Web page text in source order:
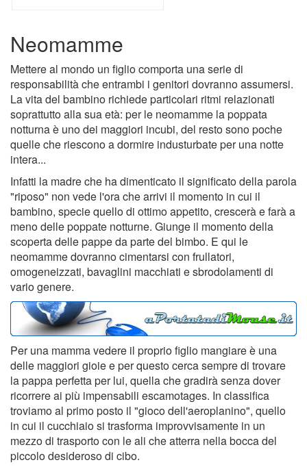
Neomamme
Mettere al mondo un figlio comporta una serie di
responsabilità che entrambi i genitori dovranno assumersi.
La vita del bambino richiede particolari ritmi relazionati
soprattutto alla sua età: per le neomamme la poppata
notturna è uno dei maggiori incubi, del resto sono poche
quelle che riescono a dormire industurbate per una notte
intera...
Infatti la madre che ha dimenticato il significato della parola
"riposo" non vede l'ora che arrivi il momento in cui il
bambino, specie quello di ottimo appetito, crescerà e farà a
meno delle poppate notturne. Giunge il momento della
scoperta delle pappe da parte del bimbo. E qui le
neomamme dovranno cimentarsi con frullatori,
omogeneizzati, bavaglini macchiati e sbrodolamenti di
vario genere.
Per una mamma vedere il proprio figlio mangiare è una
delle maggiori gioie e per questo cerca sempre di trovare
la pappa perfetta per lui, quella che gradirà senza dover
ricorrere ai più impensabili escamotages. In classifica
troviamo al primo posto il "gioco dell'aeroplanino", quello
in cui il cucchiaio si trasforma improvvisamente in un
mezzo di trasporto con le ali che atterra nella bocca del
piccolo desideroso di cibo.